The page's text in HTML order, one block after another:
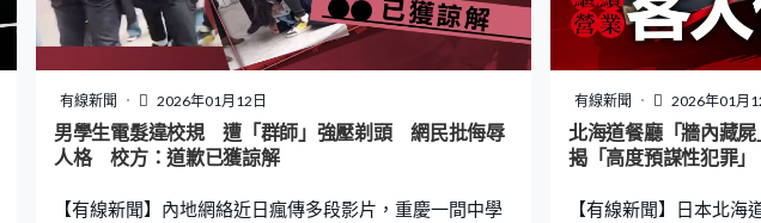
骨，但夾子夾在後腦與頭枕之間，產生強大擠壓與反作用
力，導致她頸部扭傷，一度全身無法動彈，至今仍需持續
接受物理治療，無法恢復工作。醫生更言如果頭上鯊魚夾
是金屬製的，「後果可能會更嚴重」。這場可怕經驗讓她
決定拍片提醒大眾，乘車時應避免使用鯊魚夾。 仍需受物
理治療 溜冰運動員：有陰影 「太可怕了，幸好你沒
員，自從我看過使用鯊魚夾的
有可行方案。 多名業
程其實由選擇方案、造
曾經向業戶發放問卷，
方案，在投票時卻變成
勝」獲選中。業主劉先
就此連同其他業戶收集
想不到的事，就是多
有線新聞 2026年01月12日
男學生電髮違校規 遭「群師」強壓剃頭 網民批侮辱
人格 校方：道歉已獲諒解
【有線新聞】內地網絡近日瘋傳多段影片，重慶一間中學
有線新聞 2026年01月
北海道餐廳「牆內藏
揭「高度預謀性犯罪」
【有線新聞】日本北